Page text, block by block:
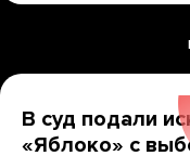
В суд подали
«Яблоко» с